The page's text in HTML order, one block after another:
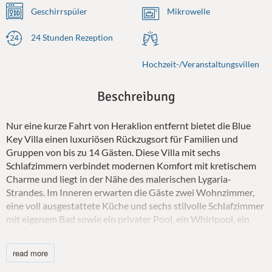
Geschirrspüler Mikrowelle
24 Stunden Rezeption
Hochzeit-/Veranstaltungsvillen
Beschreibung
Nur eine kurze Fahrt von Heraklion entfernt bietet die Blue
Key Villa einen luxuriösen Rückzugsort für Familien und
Gruppen von bis zu 14 Gästen. Diese Villa mit sechs
Schlafzimmern verbindet modernen Komfort mit kretischem
Charme und liegt in der Nähe des malerischen Lygaria-
Strandes. Im Inneren erwarten die Gäste zwei Wohnzimmer,
eine voll ausgestattete Küche und sechs stilvolle Schlafzimmer
mit eigenem Bad sowie ein privater Pool, ein Whirlpool, ein
Heimkino und ein Yoga-Raum. Zu den nahegelegenen
Attraktionen gehören der Lygaria-Strand, lokale Restaurants
read more